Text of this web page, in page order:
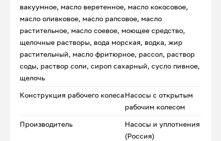
вакуумное, масло веретенное, масло кокосовое,
масло оливковое, масло рапсовое, масло
растительное, масло соевое, моющее средство,
щелочные растворы, вода морская, водка, жир
растительный, масло фритюрное, рассол, раствор
соды, раствор соли, сироп сахарный, сусло пивное,
щелочь
Конструкция рабочего колесаНасосы с открытым
рабочим колесом
Производитель
Насосы и уплотнения
(Россия)